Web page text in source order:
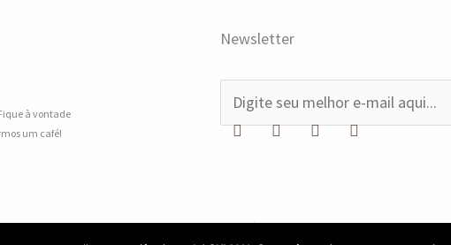
à vontade
um café!
Newsletter
-
Proibida reprodução ou utilização de conteúdo sem